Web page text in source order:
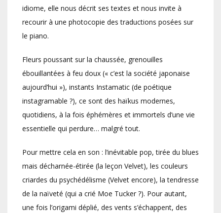
idiome, elle nous décrit ses textes et nous invite à
recourir à une photocopie des traductions posées sur
le piano.
Fleurs poussant sur la chaussée, grenouilles
ébouillantées à feu doux (« c’est la société japonaise
aujourd’hui »), instants Instamatic (de poétique
instagramable ?), ce sont des haïkus modernes,
quotidiens, à la fois éphémères et immortels d’une vie
essentielle qui perdure… malgré tout.
Pour mettre cela en son : l’inévitable pop, tirée du blues
mais décharnée-étirée (la leçon Velvet), les couleurs
criardes du psychédélisme (Velvet encore), la tendresse
de la naïveté (qui a crié Moe Tucker ?). Pour autant,
une fois l’origami déplié, des vents s’échappent, des